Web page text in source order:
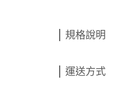
規格說明
運送方式